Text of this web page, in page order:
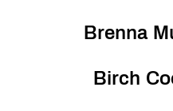
Brenna
Birch